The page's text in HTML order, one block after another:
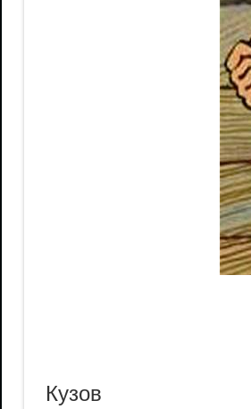
Кузов